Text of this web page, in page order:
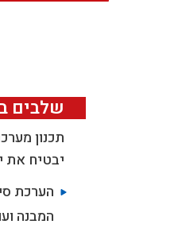
שלבים
תכנון
יבטיח את
הערכת
המבנה